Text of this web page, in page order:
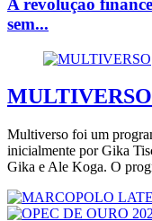
A revolução
sem...
MULTIVERSO
Multiverso foi um
inicialmente por Gika
Gika e Ale Koga. O